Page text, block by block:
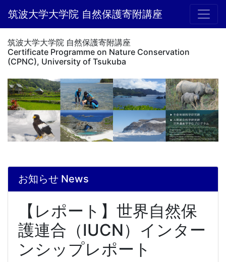
筑波大学大学院 自然保護寄附講座
筑波大学大学院 自然保護寄附講座
Certificate Programme on Nature Conservation
(CPNC), University of Tsukuba
お知らせ News
【レポート】世界自然保
護連合（IUCN）インター
ンシップレポート